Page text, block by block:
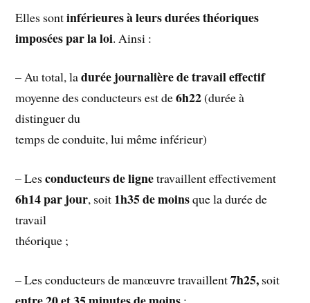
Elles sontinférieures à leurs durées théoriques
imposées par la loi. Ainsi :
– Au total, ladurée journalière de travail effectif
moyenne des conducteurs est de6h22(durée à
distinguer du
temps de conduite, lui même inférieur)
– Lesconducteurs de lignetravaillent effectivement
6h14 par jour, soit 1h35 de moinsque la durée de
travail
théorique ;
– Les conducteurs de manœuvre travaillent7h25, soit